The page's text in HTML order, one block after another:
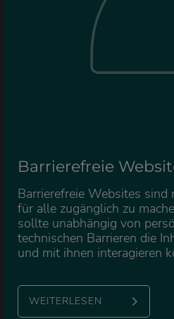
Barrierefreie
Barrierefreie Websites
für alle zugänglich zu
sollte unabhängig von
technischen Barrieren die
und mit ihnen interagieren
WEITERLESEN